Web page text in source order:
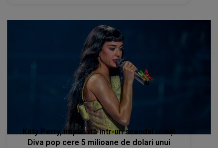
Katy Perry, implicată într-un scandal uriaș!
Diva pop cere 5 milioane de dolari unui